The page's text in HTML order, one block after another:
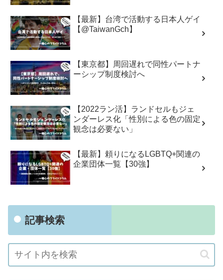
【最新】台湾で活動する日本人ゲイ
【@TaiwanGch】
【東京都】周回遅れで同性パートナ
ーシップ制度検討へ
【2022ラン活】ランドセルもジェ
ンダーレス化「性別による色の固定
観念は必要ない」
【最新】頼りになるLGBTQ+関連の
企業団体一覧【30強】
記事検索